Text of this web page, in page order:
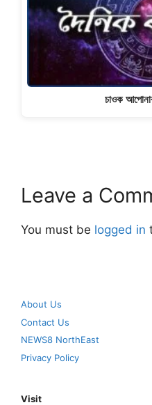
চাওক
Leave a
You must be logged in
About Us
Contact Us
NEWS8 NorthEast
Privacy Policy
Visit